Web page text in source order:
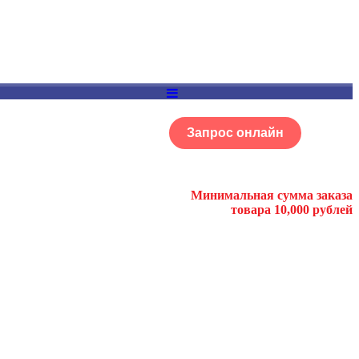
Запрос онлайн
Минимальная сумма заказа
товара 10,000 рублей